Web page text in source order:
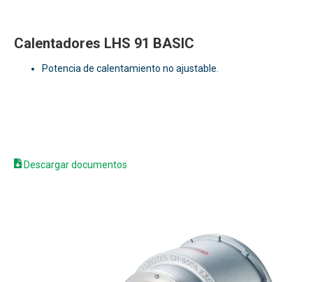
Calentadores LHS 91 BASIC
Potencia de calentamiento no ajustable.
Descargar documentos